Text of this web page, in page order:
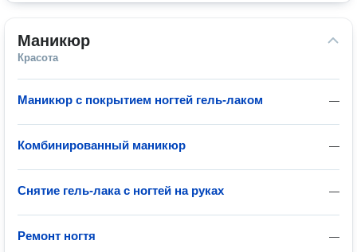
Маникюр
Красота
—
Маникюр с покрытием ногтей гель-лаком
—
Комбинированный маникюр
—
Снятие гель-лака с ногтей на руках
—
Ремонт ногтя